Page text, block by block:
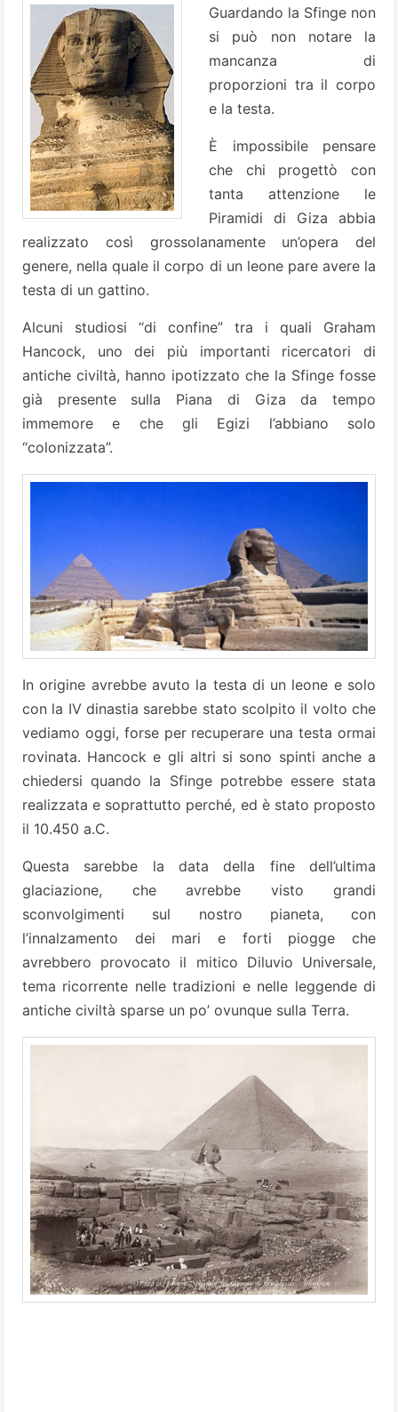
Guardando la Sfinge non
si può non notare la
mancanza di
proporzioni tra il corpo
e la testa.
È impossibile pensare
che chi progettò con
tanta attenzione le
Piramidi di Giza abbia
realizzato così grossolanamente un’opera del
genere, nella quale il corpo di un leone pare avere la
testa di un gattino.
Alcuni studiosi “di confine” tra i quali Graham
Hancock, uno dei più importanti ricercatori di
antiche civiltà, hanno ipotizzato che la Sfinge fosse
già presente sulla Piana di Giza da tempo
immemore e che gli Egizi l’abbiano solo
“colonizzata”.
In origine avrebbe avuto la testa di un leone e solo
con la IV dinastia sarebbe stato scolpito il volto che
vediamo oggi, forse per recuperare una testa ormai
rovinata. Hancock e gli altri si sono spinti anche a
chiedersi quando la Sfinge potrebbe essere stata
realizzata e soprattutto perché, ed è stato proposto
il 10.450 a.C.
Questa sarebbe la data della fine dell’ultima
glaciazione, che avrebbe visto grandi
sconvolgimenti sul nostro pianeta, con
l’innalzamento dei mari e forti piogge che
avrebbero provocato il mitico Diluvio Universale,
tema ricorrente nelle tradizioni e nelle leggende di
antiche civiltà sparse un po’ ovunque sulla Terra.